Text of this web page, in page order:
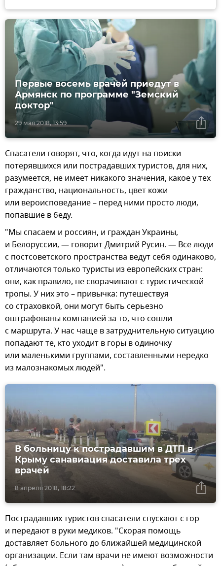
29 мая 2018, 13:59
Первые восемь врачей приедут в
Армянск по программе "Земский
доктор"
Спасатели говорят, что, когда идут на поиски
потерявшихся или пострадавших туристов, для них,
разумеется, не имеет никакого значения, какое у тех
гражданство, национальность, цвет кожи
или вероисповедание – перед ними просто люди,
попавшие в беду.
"Мы спасаем и россиян, и граждан Украины,
и Белоруссии, — говорит Дмитрий Русин. — Все люди
с постсоветского пространства ведут себя одинаково,
отличаются только туристы из европейских стран:
они, как правило, не сворачивают с туристической
тропы. У них это – привычка: путешествуя
со страховкой, они могут быть серьезно
оштрафованы компанией за то, что сошли
с маршрута. У нас чаще в затруднительную ситуацию
попадают те, кто уходит в горы в одиночку
или маленькими группами, составленными нередко
из малознакомых людей".
8 апреля 2018, 18:22
В больницу к пострадавшим в ДТП в
Крыму санавиация доставила трех
врачей
Пострадавших туристов спасатели спускают с гор
и передают в руки медиков. "Скорая помощь
доставляет больного до ближайшей медицинской
организации. Если там врачи не имеют возможности